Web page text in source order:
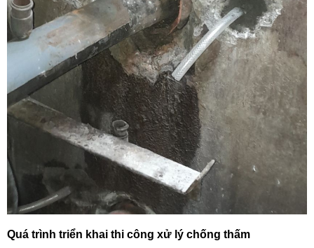
Quá trình triển khai thi công xử lý chống thấm